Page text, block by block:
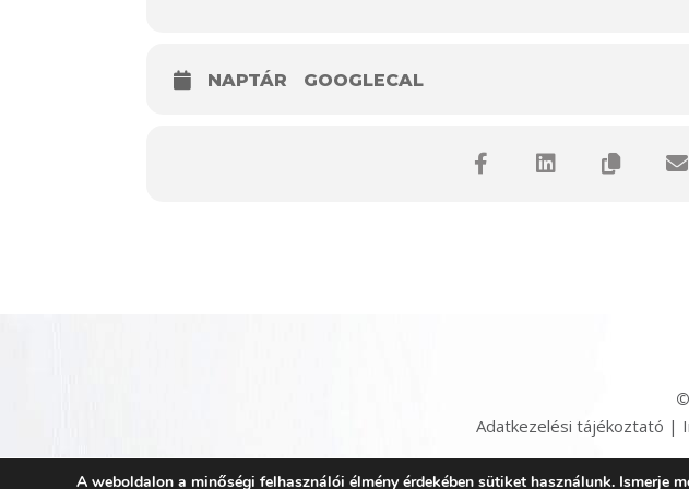
NAPTÁR GOOGLECAL
Adatkezelési tájékoztató |
A weboldalon a minőségi felhasználói élmény érdekében sütiket használunk. Ismerje